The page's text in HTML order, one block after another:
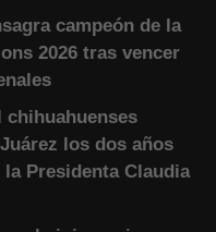
campeón de la
2026 tras vencer
chihuahuenses
los dos años
Presidenta Claudia